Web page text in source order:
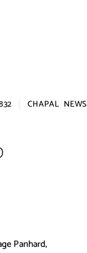
CHAPAL NEWS
Panhard,